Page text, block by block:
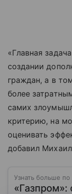
«Главная
создании
граждан, а в
более
самих
критерию, на
оценивать
добавил
Узнать больше
«Газпром»: